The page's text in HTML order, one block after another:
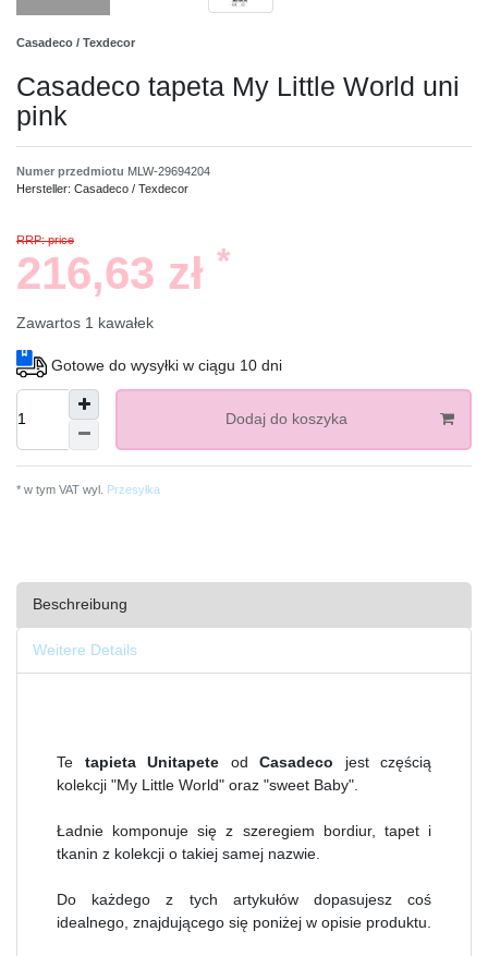
Casadeco / Texdecor
Casadeco tapeta My Little World uni
pink
Numer przedmiotu MLW-29694204
Hersteller: Casadeco / Texdecor
RRP: price
216,63 zł *
Zawartos 1 kawałek
Gotowe do wysyłki w ciągu 10 dni
Dodaj do koszyka
* w tym VAT wyl. Przesyłka
Beschreibung
Weitere Details
Te tapieta Unitapete od Casadeco jest częścią
kolekcji "My Little World" oraz "sweet Baby".
Ładnie komponuje się z szeregiem bordiur, tapet i
tkanin z kolekcji o takiej samej nazwie.
Do każdego z tych artykułów dopasujesz coś
idealnego, znajdującego się poniżej w opisie produktu.